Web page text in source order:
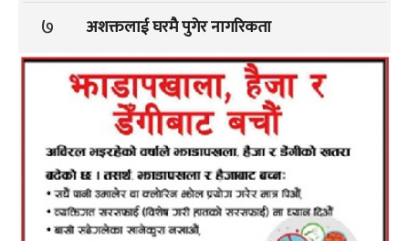
७ अशक्तलाई घरमै पुगेर नागरिकता